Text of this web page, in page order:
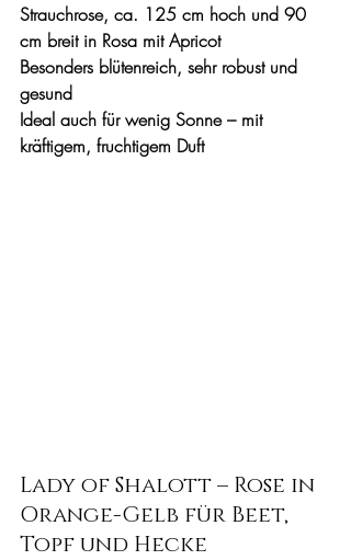
Strauchrose, ca. 125 cm hoch und 90
cm breit in Rosa mit Apricot
Besonders blütenreich, sehr robust und
gesund
Ideal auch für wenig Sonne – mit
kräftigem, fruchtigem Duft
Lady of Shalott – Rose in
Orange-Gelb für Beet,
Topf und Hecke